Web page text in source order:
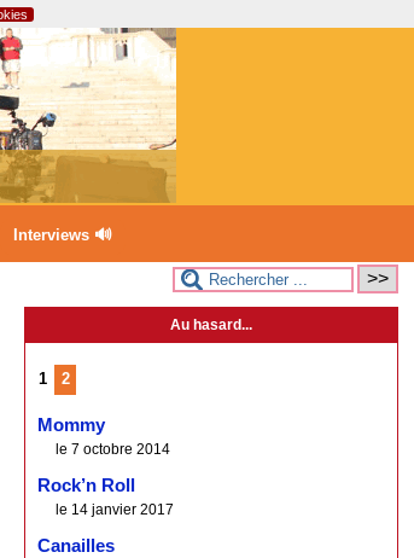
Interviews 🔊
Au hasard...
1 2
Mommy
le 7 octobre 2014
Rock’n Roll
le 14 janvier 2017
Canailles